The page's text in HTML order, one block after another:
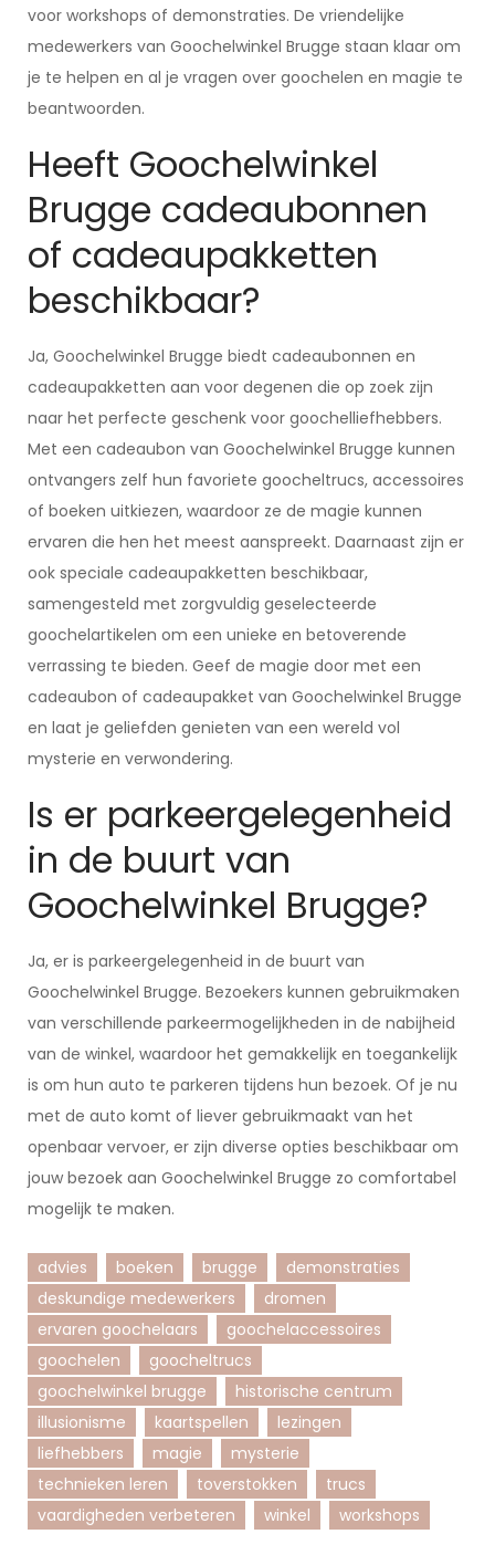
voor workshops of demonstraties. De vriendelijke
medewerkers van Goochelwinkel Brugge staan klaar om
je te helpen en al je vragen over goochelen en magie te
beantwoorden.
Heeft Goochelwinkel
Brugge cadeaubonnen
of cadeaupakketten
beschikbaar?
Ja, Goochelwinkel Brugge biedt cadeaubonnen en
cadeaupakketten aan voor degenen die op zoek zijn
naar het perfecte geschenk voor goochelliefhebbers.
Met een cadeaubon van Goochelwinkel Brugge kunnen
ontvangers zelf hun favoriete goocheltrucs, accessoires
of boeken uitkiezen, waardoor ze de magie kunnen
ervaren die hen het meest aanspreekt. Daarnaast zijn er
ook speciale cadeaupakketten beschikbaar,
samengesteld met zorgvuldig geselecteerde
goochelartikelen om een unieke en betoverende
verrassing te bieden. Geef de magie door met een
cadeaubon of cadeaupakket van Goochelwinkel Brugge
en laat je geliefden genieten van een wereld vol
mysterie en verwondering.
Is er parkeergelegenheid
in de buurt van
Goochelwinkel Brugge?
Ja, er is parkeergelegenheid in de buurt van
Goochelwinkel Brugge. Bezoekers kunnen gebruikmaken
van verschillende parkeermogelijkheden in de nabijheid
van de winkel, waardoor het gemakkelijk en toegankelijk
is om hun auto te parkeren tijdens hun bezoek. Of je nu
met de auto komt of liever gebruikmaakt van het
openbaar vervoer, er zijn diverse opties beschikbaar om
jouw bezoek aan Goochelwinkel Brugge zo comfortabel
mogelijk te maken.
advies boeken brugge
demonstraties
deskundige medewerkers
dromen
ervaren goochelaars
goochelaccessoires
goochelen
goocheltrucs
goochelwinkel brugge
historische centrum
illusionisme
kaartspellen
lezingen
liefhebbers
magie
mysterie
technieken leren
toverstokken
trucs
vaardigheden verbeteren
winkel workshops